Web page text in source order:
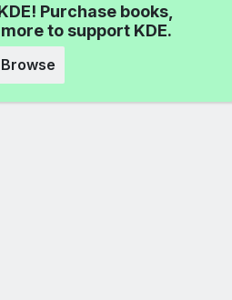
Purchase books,
to support KDE.
Browse